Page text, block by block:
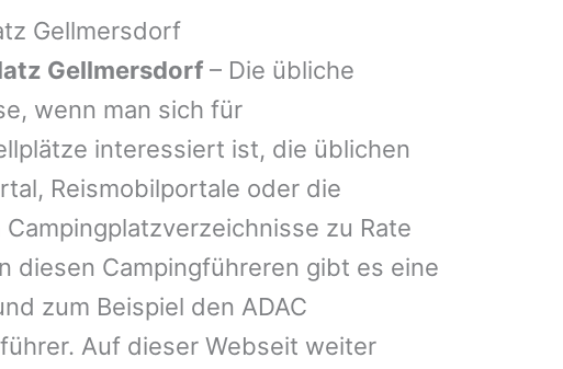
Gellmersdorf
Gellmersdorf– Die übliche
wenn man sich für
interessiert ist, die üblichen
Reismobilportale oder die
zu Rate
diesen Campingführeren gibt es eine
zum Beispiel den ADAC
Auf dieser Webseit weiter